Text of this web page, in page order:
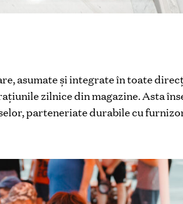
asumate și integrate în toate
zilnice din magazine. Asta
parteneriate durabile cu